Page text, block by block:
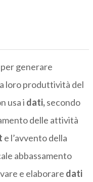
generare
loro produttività del
usa i dati,secondo
delle attività
e l’avvento della
abbassamento
e elaborare dati